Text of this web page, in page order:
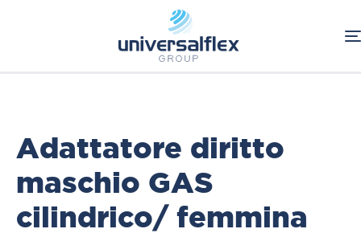
Connessioni Oleodinamiche
Adattatore diritto
maschio GAS
cilindrico/ femmina